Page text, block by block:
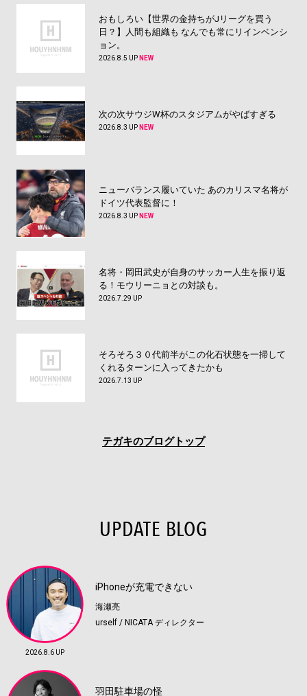
おもしろい【世界の金持ちがJリーグを買う
日？】人間も組織も なんでも常にリインベンシ
ョン。
2026.8.5 UP NEW
次の次サウジW杯のスタジアムがやばすぎる
2026.8.3 UP NEW
ニューバランス履いていた あのカリスマ名将が
ドイツ代表監督に！
2026.8.3 UP NEW
名将・岡田武史が自身のサッカー人生を振り返
る！モウリーニョとの対談も。
2026.7.29 UP
そろそろ３０代前半がこの化石状態を一掃して
くれるターンに入ってきたかも
2026.7.13 UP
テガキのブログトップ
UPDATE BLOG
2026.8.6 UP
iPhoneが充電できない
海瀬亮
urself / NICATA ディレクター
羽田駐車場の怪